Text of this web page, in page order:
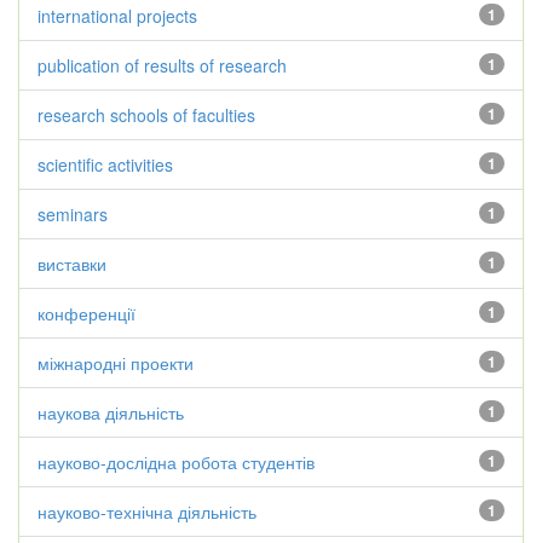
1
international projects
1
publication of results of research
1
research schools of faculties
1
scientific activities
1
seminars
1
виставки
1
конференції
1
міжнародні проекти
1
наукова діяльність
1
науково-дослідна робота студентів
1
науково-технічна діяльність